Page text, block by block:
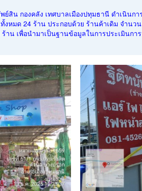
ย์สิน กองคลัง เทศบาลเมืองปทุมธานี ดำเนิน
หมด 24 ร้าน ประกอบด้วย ร้านค้าเดิม จำนว
าน เพื่อนำมาเป็นฐานข้อมูลในการประเมินก